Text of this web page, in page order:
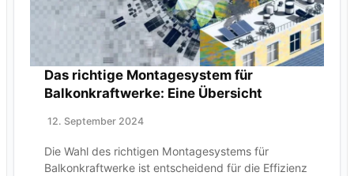
Das richtige Montagesystem für
Balkonkraftwerke: Eine Übersicht
12. September 2024
Die Wahl des richtigen Montagesystems für
Balkonkraftwerke ist entscheidend für die Effizienz